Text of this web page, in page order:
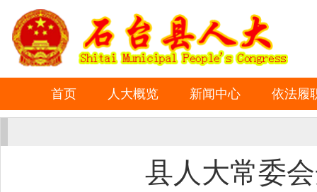
首页 人大概览 新闻中心 依法履
县人大常委